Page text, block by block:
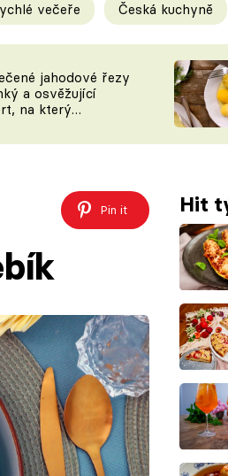
Novinky
ČASOPIS
večeře Česká kuchyně
jahodové řezy
a osvěžující
na který
Pin it Hit